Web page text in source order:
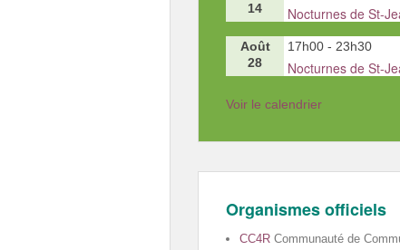
14
Nocturnes de St-
Août
28
17h00 - 23h30
Nocturnes de St-
Voir le calendrier
Organismes officiels
CC4R Communauté de